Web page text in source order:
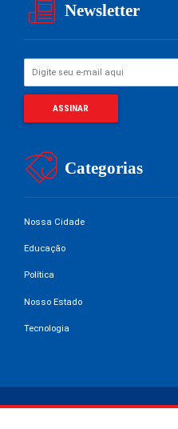
Newsletter
Categorias
Nossa Cidade
Educação
Política
Nosso Estado
Tecnologia